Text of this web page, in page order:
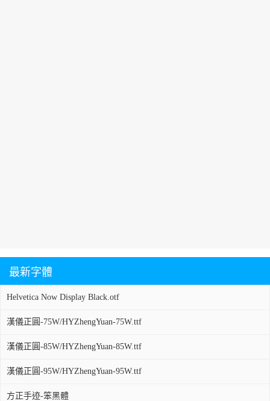
最新字體
Helvetica Now Display Black.otf
漢儀正圓-75W/HYZhengYuan-75W.ttf
漢儀正圓-85W/HYZhengYuan-85W.ttf
漢儀正圓-95W/HYZhengYuan-95W.ttf
方正手迹-笨黑體